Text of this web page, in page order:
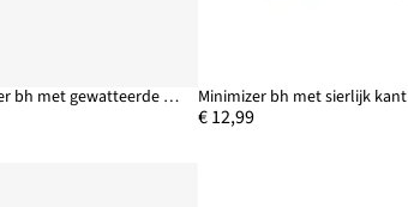
Minimizer bh met gewatteerde bandjes Minimizer bh met sierlijk kant
€ 12,99